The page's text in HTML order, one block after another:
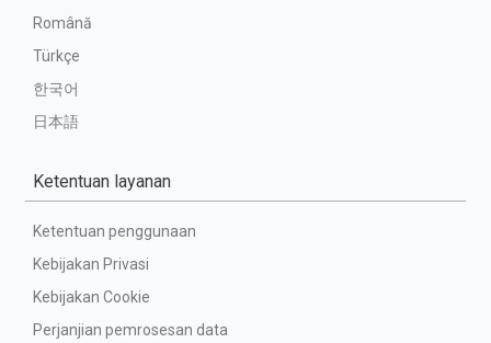
Română
Türkçe
한국어
日本語
Ketentuan layanan
Ketentuan penggunaan
Kebijakan Privasi
Kebijakan Cookie
Perjanjian pemrosesan data